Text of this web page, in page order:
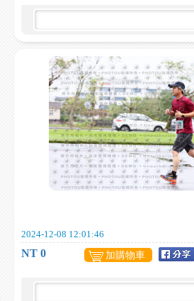
2024-12-08 12:01:46
NT 0 加購物車